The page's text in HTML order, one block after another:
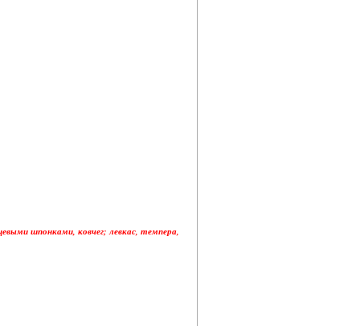
шпонками, ковчег; левкас, темпера,